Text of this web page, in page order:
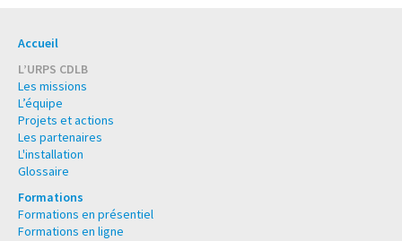
Accueil
L’URPS CDLB
Les missions
L’équipe
Projets et actions
Les partenaires
L'installation
Glossaire
Formations
Formations en présentiel
Formations en ligne